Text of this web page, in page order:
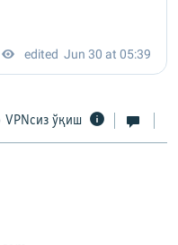
VPNсиз ўқиш